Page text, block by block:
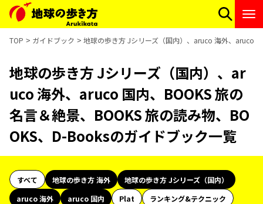
TOP ガイドブック 地球の歩き方 Jシリーズ（国内）、aruco 海外、aruco
地球の歩き方 Jシリーズ（国内）、ar
uco 海外、aruco 国内、BOOKS 旅の
名言＆絶景、BOOKS 旅の読み物、BO
OKS、D-Booksのガイドブック一覧
すべて 地球の歩き方 海外
地球の歩き方 Jシリーズ（国内）
aruco 海外
aruco 国内 Plat
ランキング&テクニック